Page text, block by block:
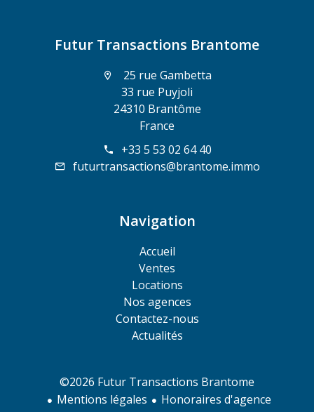
Futur Transactions Brantome
25 rue Gambetta
33 rue Puyjoli
24310 Brantôme
France
+33 5 53 02 64 40
futurtransactions@brantome.immo
Navigation
Accueil
Ventes
Locations
Nos agences
Contactez-nous
Actualités
©2026 Futur Transactions Brantome
Mentions légales
Honoraires d'agence